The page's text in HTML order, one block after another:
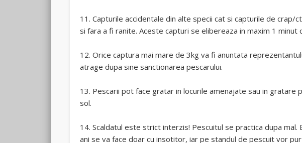
11. Capturile accidentale din alte specii cat si capturile de
si fara a fi ranite. Aceste capturi se elibereaza in maxim 1 minut
12. Orice captura mai mare de 3kg va fi anuntata
atrage dupa sine sanctionarea pescarului.
13. Pescarii pot face gratar in locurile amenajate sau in
sol.
14. Scaldatul este strict interzis! Pescuitul se practica dupa
ani se va face doar cu insotitor, iar pe standul de pescuit vor